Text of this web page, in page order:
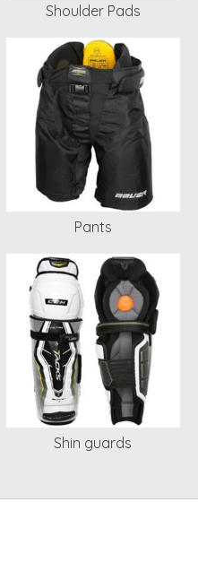
Shoulder Pads
Pants
Shin guards